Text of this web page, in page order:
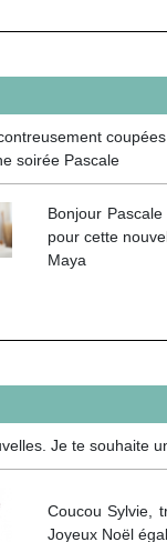
soirée Pascale
Bonjour
pour cette
Maya
Je te souhaite
Coucou Sylvie,
Joyeux Noël